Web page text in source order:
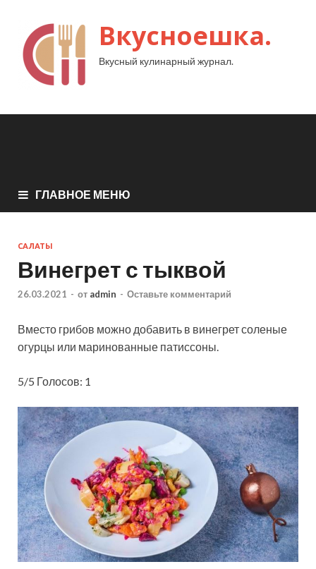
Вкусноешка.
Вкусный кулинарный журнал.
ГЛАВНОЕ МЕНЮ
САЛАТЫ
Винегрет с тыквой
26.03.2021 - от admin - Оставьте комментарий
Вместо грибов можно добавить в винегрет соленые
огурцы или маринованные патиссоны.
5/5 Голосов: 1